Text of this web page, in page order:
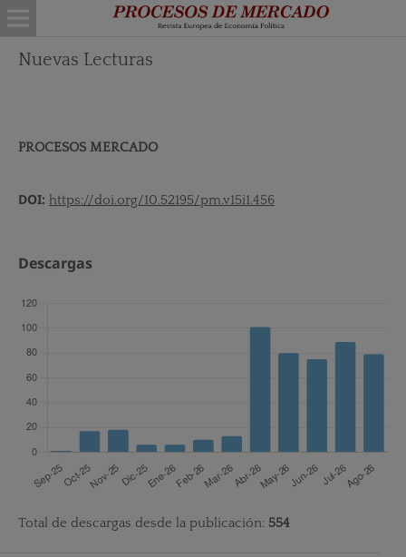
Nuevas Lecturas
PROCESOS MERCADO
DOI: https://doi.org/10.52195/pm.v15i1.456
Descargas
Total de descargas desde la publicación: 554